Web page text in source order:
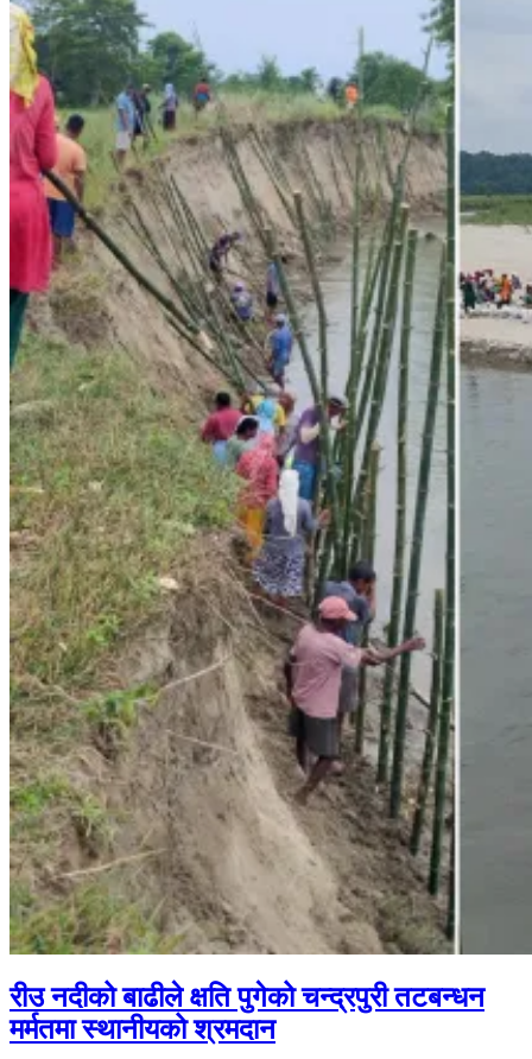
रीउ नदीको बाढीले क्षति पुगेको चन्द्रपुरी तटबन्धन
मर्मतमा स्थानीयको श्रमदान